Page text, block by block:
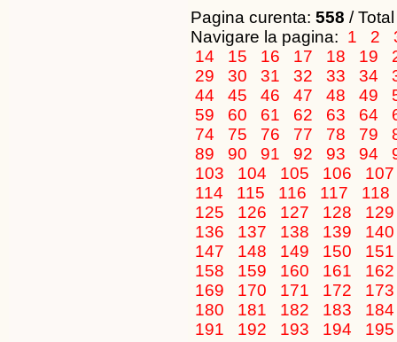
Pagina curenta: 558 /
Navigare la pagina: 1 2
14
15 16 17 18 19
29
30 31 32 33 34
44
45 46 47 48 49
59
60 61 62 63 64
74
75 76 77 78 79
89
90 91 92 93 94
103
104 105 106
114
115 116 117
118
125
126 127 128
136
137 138 139
147
148 149 150
158
159 160 161
169
170 171 172
180
181 182 183
191
192 193 194